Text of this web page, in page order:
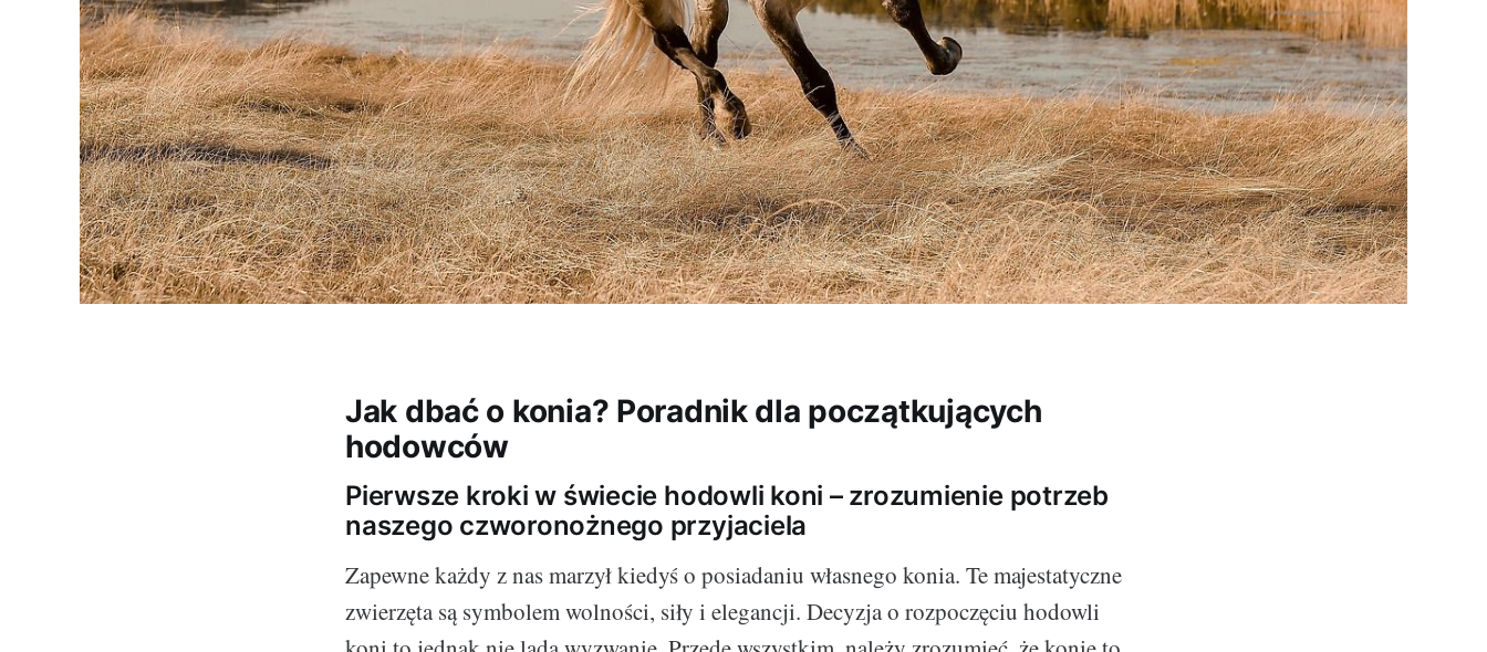
Jak dbać o konia? Poradnik dla początkujących
hodowców
Pierwsze kroki w świecie hodowli koni – zrozumienie potrzeb
naszego czworonożnego przyjaciela
Zapewne każdy z nas marzył kiedyś o posiadaniu własnego konia. Te majestatyczne
zwierzęta są symbolem wolności, siły i elegancji. Decyzja o rozpoczęciu hodowli